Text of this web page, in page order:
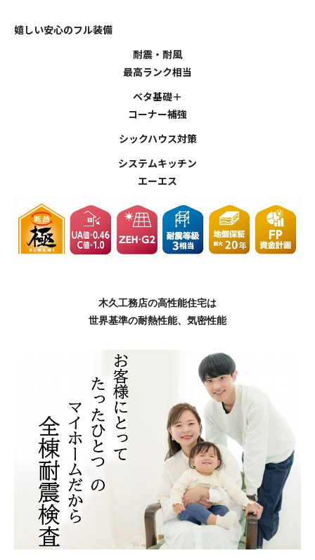
嬉しい安心のフル装備
耐震・耐風
最高ランク相当
ベタ基礎＋
コーナー補強
シックハウス対策
システムキッチン
エーエス
木久工務店の高性能住宅は
世界基準の耐熱性能、気密性能